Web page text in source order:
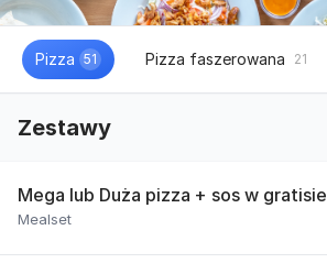
Pizza 51 Pizza faszerowana 21
Zestawy
Mega lub Duża pizza + sos w gratisie
Mealset